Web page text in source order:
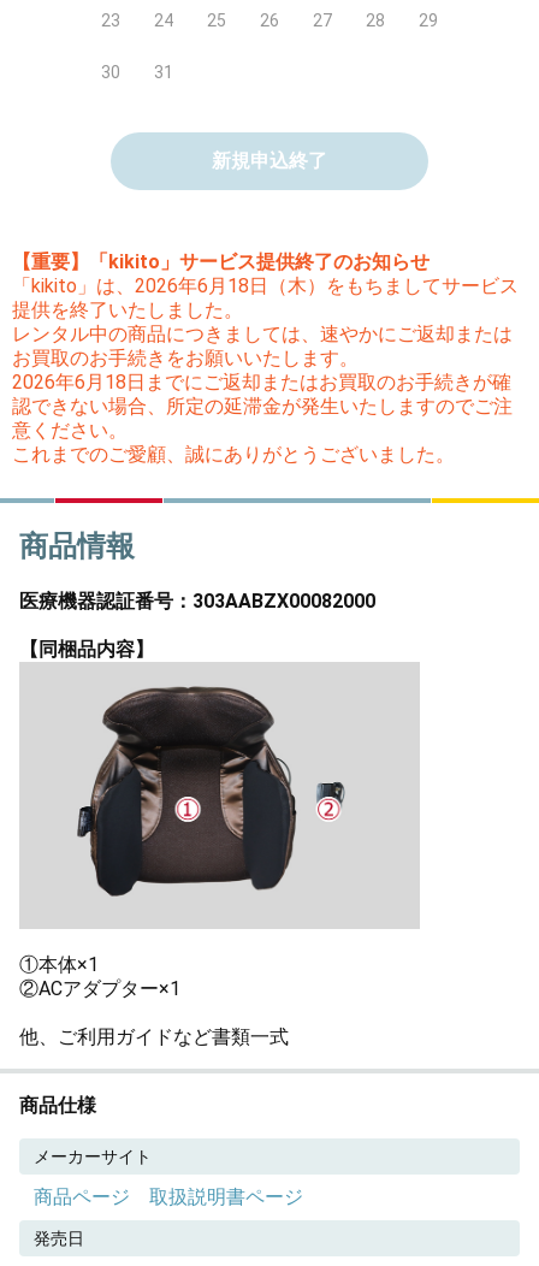
23 24 25 26 27 28 29
30 31
新規申込終了
【重要】「kikito」サービス提供終了のお知らせ
「kikito」は、2026年6月18日（木）をもちましてサービス
提供を終了いたしました。
レンタル中の商品につきましては、速やかにご返却または
お買取のお手続きをお願いいたします。
2026年6月18日までにご返却またはお買取のお手続きが確
認できない場合、所定の延滞金が発生いたしますのでご注
意ください。
これまでのご愛顧、誠にありがとうございました。
商品情報
医療機器認証番号：303AABZX00082000
【同梱品内容】
①本体×1
②ACアダプター×1
他、ご利用ガイドなど書類一式
商品仕様
メーカーサイト
商品ページ 取扱説明書ページ
発売日